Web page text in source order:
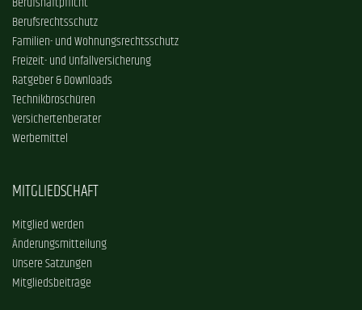
Berufsrechtsschutz
Familien- und Wohnungsrechtsschutz
Freizeit- und Unfallversicherung
Ratgeber & Downloads
Technikbroschüren
Versichertenberater
Werbemittel
MITGLIEDSCHAFT
Mitglied werden
Änderungsmitteilung
Unsere Satzungen
Mitgliedsbeiträge